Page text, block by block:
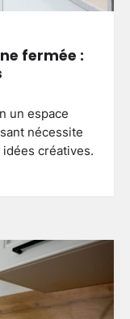
fermée :
un espace
nécessite
créatives.